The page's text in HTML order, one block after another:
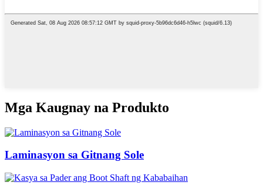
Mga Kaugnay na Produkto
Laminasyon sa Gitnang Sole